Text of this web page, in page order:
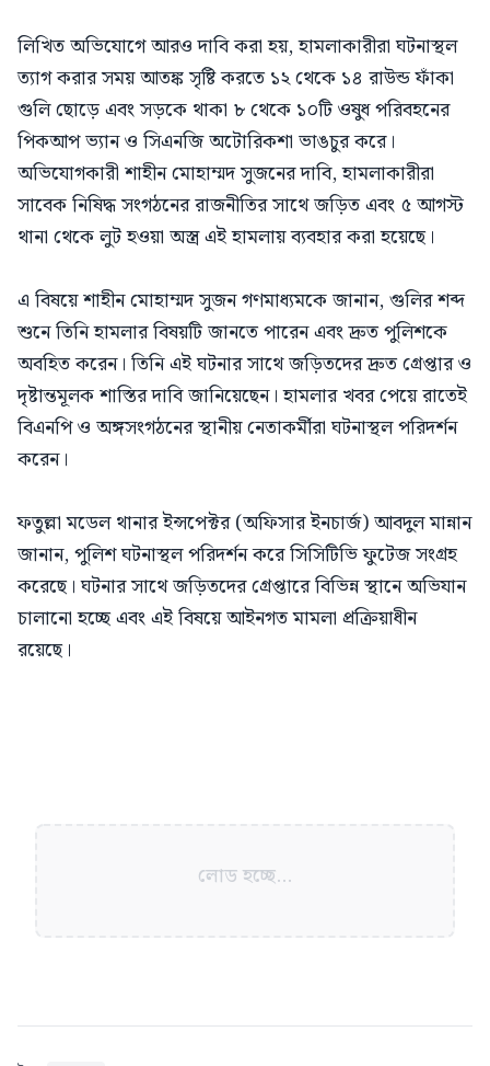
লিখিত অভিযোগে আরও দাবি করা হয়, হামলাকারীরা ঘটনাস্থল
ত্যাগ করার সময় আতঙ্ক সৃষ্টি করতে ১২ থেকে ১৪ রাউন্ড ফাঁকা
গুলি ছোড়ে এবং সড়কে থাকা ৮ থেকে ১০টি ওষুধ পরিবহনের
পিকআপ ভ্যান ও সিএনজি অটোরিকশা ভাঙচুর করে।
অভিযোগকারী শাহীন মোহাম্মদ সুজনের দাবি, হামলাকারীরা
সাবেক নিষিদ্ধ সংগঠনের রাজনীতির সাথে জড়িত এবং ৫ আগস্ট
থানা থেকে লুট হওয়া অস্ত্র এই হামলায় ব্যবহার করা হয়েছে।
এ বিষয়ে শাহীন মোহাম্মদ সুজন গণমাধ্যমকে জানান, গুলির শব্দ
শুনে তিনি হামলার বিষয়টি জানতে পারেন এবং দ্রুত পুলিশকে
অবহিত করেন। তিনি এই ঘটনার সাথে জড়িতদের দ্রুত গ্রেপ্তার ও
দৃষ্টান্তমূলক শাস্তির দাবি জানিয়েছেন। হামলার খবর পেয়ে রাতেই
বিএনপি ও অঙ্গসংগঠনের স্থানীয় নেতাকর্মীরা ঘটনাস্থল পরিদর্শন
করেন।
ফতুল্লা মডেল থানার ইন্সপেক্টর (অফিসার ইনচার্জ) আবদুল মান্নান
জানান, পুলিশ ঘটনাস্থল পরিদর্শন করে সিসিটিভি ফুটেজ সংগ্রহ
করেছে। ঘটনার সাথে জড়িতদের গ্রেপ্তারে বিভিন্ন স্থানে অভিযান
চালানো হচ্ছে এবং এই বিষয়ে আইনগত মামলা প্রক্রিয়াধীন
রয়েছে।
লোড হচ্ছে...